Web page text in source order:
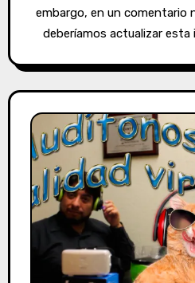
embargo, en un comentario
deberíamos actualizar